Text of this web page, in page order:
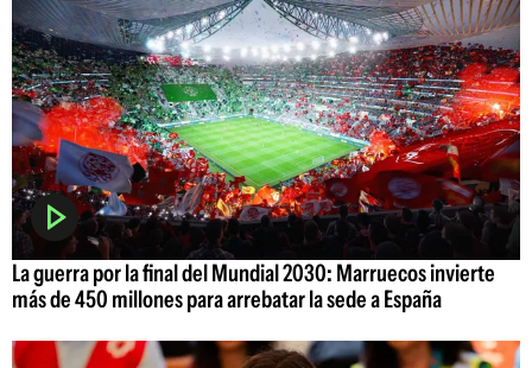
La guerra por la final del Mundial 2030: Marruecos invierte
más de 450 millones para arrebatar la sede a España